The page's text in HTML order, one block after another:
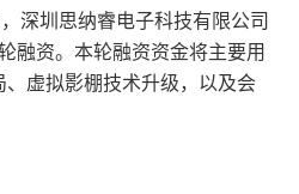
深圳思纳睿电子科技有限公司
融资。本轮融资资金将主要用
虚拟影棚技术升级，以及会